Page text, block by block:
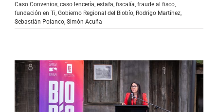
Caso Convenios caso lencería estafa fiscalía fraude al fisco
fundación en Ti Gobierno Regional del Biobío Rodrigo Martínez
Sebastián Polanco Simón Acuña